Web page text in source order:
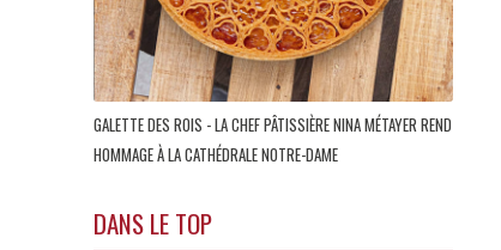
GALETTE DES ROIS - LA CHEF PÂTISSIÈRE NINA MÉTAYER REND
HOMMAGE À LA CATHÉDRALE NOTRE-DAME
DANS LE TOP